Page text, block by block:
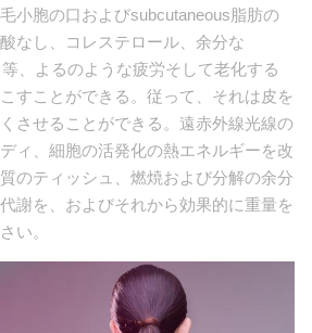
小胞の口およびsubcutaneous脂肪の
なし、コレステロール、余分な
、よるのような疲労そして老化する
すことができる。従って、それは皮を
させることができる。遠赤外線光線の
ィ、細胞の活発化の熱エネルギーを改
のティッシュ、燃焼および分解の余分
謝を、およびそれから効果的に重量を
い。